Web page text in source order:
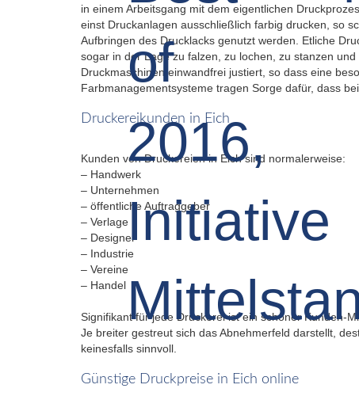
in einem Arbeitsgang mit dem eigentlichen
einst Druckanlagen ausschließlich farbig drucken, so
Aufbringen des Drucklacks genutzt werden. Etliche
sogar in der Lage zu falzen, zu lochen, zu stanzen
Druckmaschinen einwandfrei justiert, so dass eine
Farbmanagementsysteme tragen Sorge dafür, dass
Druckereikunden in Eich
Kunden von Druckereien in Eich sind normalerweise:
– Handwerk
– Unternehmen
– öffentliche Auftraggeber
– Verlage
– Designer
– Industrie
– Vereine
– Handel
Signifikant für jede Druckerei ist ein schöner Kunden-
Je breiter gestreut sich das Abnehmerfeld darstellt,
keinesfalls sinnvoll.
Günstige Druckpreise in Eich online